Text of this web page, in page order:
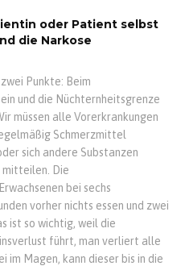
oder Patient selbst
die Narkose
Punkte: Beim
und die Nüchternheitsgrenze
müssen alle Vorerkrankungen
Schmerzmittel
sich andere Substanzen
mitteilen. Die
bei sechs
vorher nichts essen und zwei
ist so wichtig, weil die
führt, man verliert alle
im Magen, kann dieser bis in die